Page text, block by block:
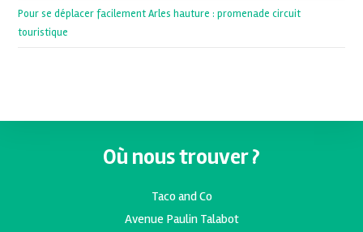
Pour se déplacer facilement Arles hauture : promenade circuit
touristique
Où nous trouver ?
Taco and Co
Avenue Paulin Talabot